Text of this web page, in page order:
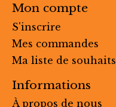
Mon compte
S'inscrire
Mes commandes
Ma liste de souhaits
Informations
À propos de nous